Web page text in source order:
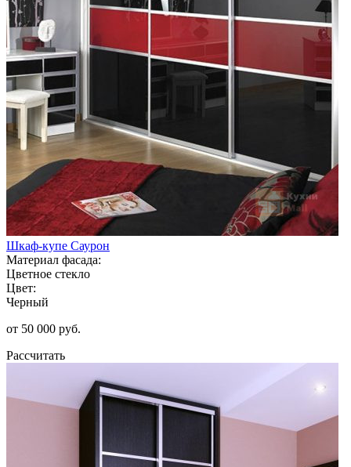
Шкаф-купе Саурон
Материал фасада:
Цветное стекло
Цвет:
Черный
от 50 000 руб.
Рассчитать